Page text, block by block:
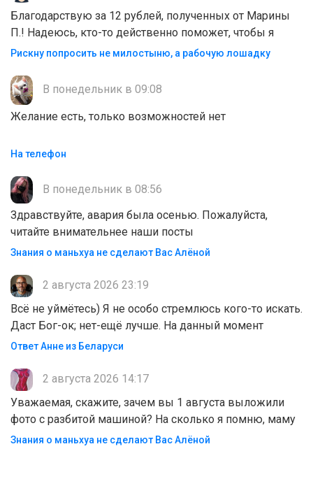
Благодарствую за 12 рублей, полученных от Марины
П.! Надеюсь, кто-то действенно поможет, чтобы я
Рискну попросить не милостыню, а рабочую лошадку
В понедельник в 09:08
Желание есть, только возможностей нет
На телефон
В понедельник в 08:56
Здравствуйте, авария была осенью. Пожалуйста,
читайте внимательнее наши посты
Знания о маньхуа не сделают Вас Алëной
2 августа 2026 23:19
Всё не уймётесь) Я не особо стремлюсь кого-то искать.
Даст Бог-ок; нет-ещё лучше. На данный момент
Ответ Анне из Беларуси
2 августа 2026 14:17
Уважаемая, скажите, зачем вы 1 августа выложили
фото с разбитой машиной? На сколько я помню, маму
Знания о маньхуа не сделают Вас Алëной